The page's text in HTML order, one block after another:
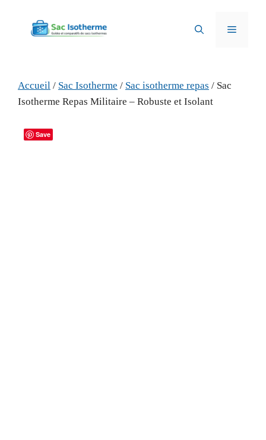
contenu
Menu
Accueil / Sac Isotherme / Sac isotherme repas / Sac
Isotherme Repas Militaire – Robuste et Isolant
Save